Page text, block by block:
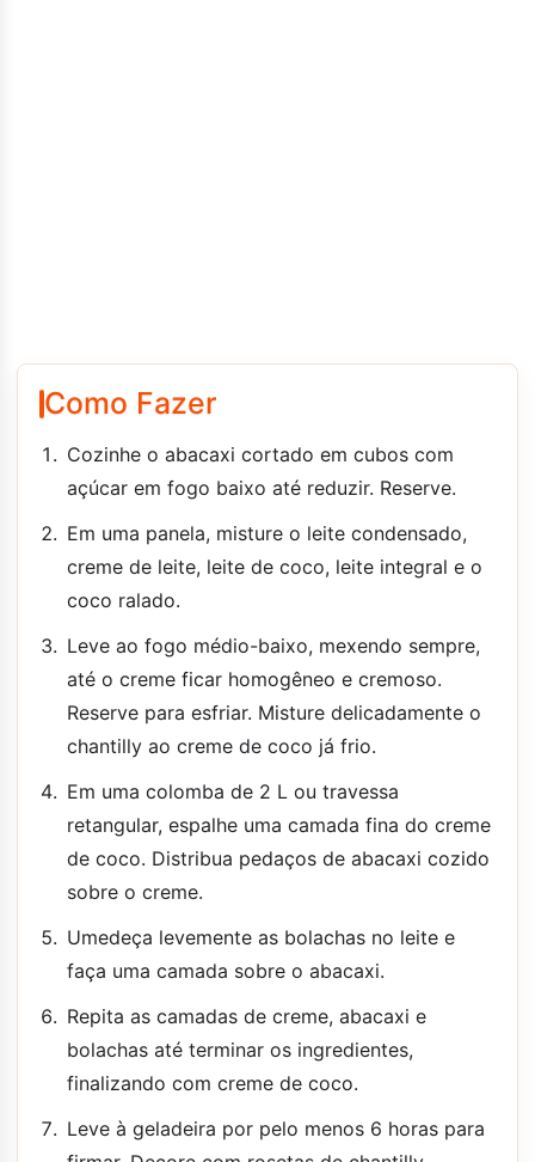
Como Fazer
Cozinhe o abacaxi cortado em cubos com
açúcar em fogo baixo até reduzir. Reserve.
Em uma panela, misture o leite condensado,
creme de leite, leite de coco, leite integral e o
coco ralado.
Leve ao fogo médio-baixo, mexendo sempre,
até o creme ficar homogêneo e cremoso.
Reserve para esfriar. Misture delicadamente o
chantilly ao creme de coco já frio.
Em uma colomba de 2 L ou travessa
retangular, espalhe uma camada fina do creme
de coco. Distribua pedaços de abacaxi cozido
sobre o creme.
Umedeça levemente as bolachas no leite e
faça uma camada sobre o abacaxi.
Repita as camadas de creme, abacaxi e
bolachas até terminar os ingredientes,
finalizando com creme de coco.
Leve à geladeira por pelo menos 6 horas para